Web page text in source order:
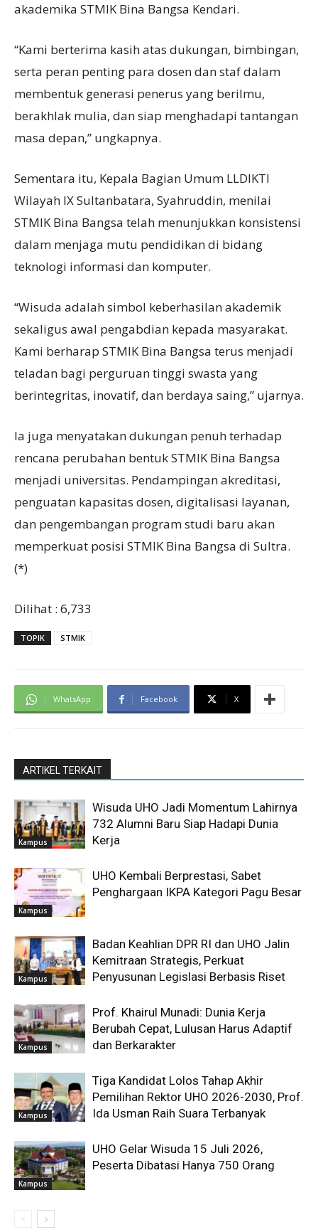
akademika STMIK Bina Bangsa Kendari.
“Kami berterima kasih atas dukungan, bimbingan,
serta peran penting para dosen dan staf dalam
membentuk generasi penerus yang berilmu,
berakhlak mulia, dan siap menghadapi tantangan
masa depan,” ungkapnya.
Sementara itu, Kepala Bagian Umum LLDIKTI
Wilayah IX Sultanbatara, Syahruddin, menilai
STMIK Bina Bangsa telah menunjukkan konsistensi
dalam menjaga mutu pendidikan di bidang
teknologi informasi dan komputer.
“Wisuda adalah simbol keberhasilan akademik
sekaligus awal pengabdian kepada masyarakat.
Kami berharap STMIK Bina Bangsa terus menjadi
teladan bagi perguruan tinggi swasta yang
berintegritas, inovatif, dan berdaya saing,” ujarnya.
Ia juga menyatakan dukungan penuh terhadap
rencana perubahan bentuk STMIK Bina Bangsa
menjadi universitas. Pendampingan akreditasi,
penguatan kapasitas dosen, digitalisasi layanan,
dan pengembangan program studi baru akan
memperkuat posisi STMIK Bina Bangsa di Sultra.
(*)
Dilihat : 6,733
TOPIK STMIK
WhatsApp Facebook X
ARTIKEL TERKAIT
Kampus
Wisuda UHO Jadi Momentum Lahirnya
732 Alumni Baru Siap Hadapi Dunia
Kerja
Kampus
UHO Kembali Berprestasi, Sabet
Penghargaan IKPA Kategori Pagu Besar
Kampus
Badan Keahlian DPR RI dan UHO Jalin
Kemitraan Strategis, Perkuat
Penyusunan Legislasi Berbasis Riset
Kampus
Prof. Khairul Munadi: Dunia Kerja
Berubah Cepat, Lulusan Harus Adaptif
dan Berkarakter
Kampus
Tiga Kandidat Lolos Tahap Akhir
Pemilihan Rektor UHO 2026-2030, Prof.
Ida Usman Raih Suara Terbanyak
Kampus
UHO Gelar Wisuda 15 Juli 2026,
Peserta Dibatasi Hanya 750 Orang